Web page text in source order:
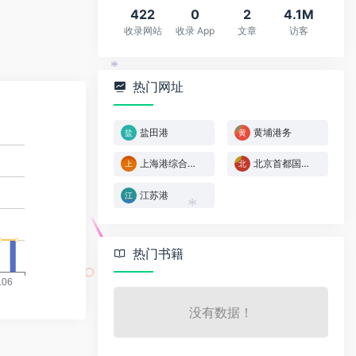
422
收录网站
0
收录 App
2
文章
4.1M
访客
热门网址
盐田港 黄埔港务
上海港综合查询 北京首都国际机场
江苏港
热门书籍
没有数据！
*